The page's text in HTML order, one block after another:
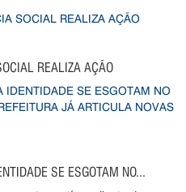
REALIZA AÇÃO
SE ESGOTAM NO...